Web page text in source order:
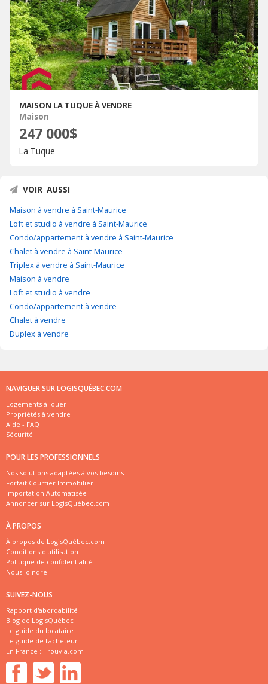
MAISON LA TUQUE À VENDRE
Maison
247 000$
La Tuque
VOIR AUSSI
Maison à vendre à Saint-Maurice
Loft et studio à vendre à Saint-Maurice
Condo/appartement à vendre à Saint-Maurice
Chalet à vendre à Saint-Maurice
Triplex à vendre à Saint-Maurice
Maison à vendre
Loft et studio à vendre
Condo/appartement à vendre
Chalet à vendre
Duplex à vendre
NAVIGUER SUR LOGISQUÉBEC.COM
Logements à louer
Propriétés à vendre
Aide - FAQ
Sécurité
POUR LES PROFESSIONNELS
Nos solutions adaptées à vos besoins
Forfait Courtier Immobilier
Importation Automatisée
Annoncer sur LogisQuébec.com
À PROPOS
À propos de LogisQuébec.com
Conditions d'utilisation
Politique de confidentialité
Nous joindre
SUIVEZ-NOUS
Rapport d'abordabilité
Blog de LogisQuébec
Le guide du locataire
Le guide de l'acheteur
En France : Trouvia.com